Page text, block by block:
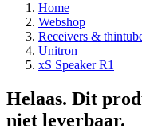
Home
Webshop
Receivers &
Unitron
xS Speaker R1
Helaas. Dit
niet leverbaar.